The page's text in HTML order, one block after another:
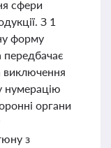
сфери
З 1
форму
передбачає
виключення
нумерацію
органи
з